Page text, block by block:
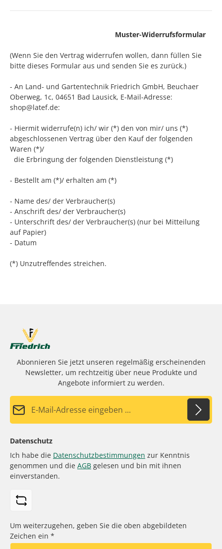
Muster-Widerrufsformular
(Wenn Sie den Vertrag widerrufen wollen, dann füllen Sie
bitte dieses Formular aus und senden Sie es zurück.)
- An Land- und Gartentechnik Friedrich GmbH, Beuchaer
Oberweg, 1c, 04651 Bad Lausick, E-Mail-Adresse:
shop@latef.de:
- Hiermit widerrufe(n) ich/ wir (*) den von mir/ uns (*)
abgeschlossenen Vertrag über den Kauf der folgenden
Waren (*)/
die Erbringung der folgenden Dienstleistung (*)
- Bestellt am (*)/ erhalten am (*)
- Name des/ der Verbraucher(s)
- Anschrift des/ der Verbraucher(s)
- Unterschrift des/ der Verbraucher(s) (nur bei Mitteilung
auf Papier)
- Datum
(*) Unzutreffendes streichen.
Abonnieren Sie jetzt unseren regelmäßig erscheinenden
Newsletter, um rechtzeitig über neue Produkte und
Angebote informiert zu werden.
E-Mail-Adresse*
Datenschutz
Ich habe die Datenschutzbestimmungen zur Kenntnis
genommen und die AGB gelesen und bin mit ihnen
einverstanden.
Um weiterzugehen, geben Sie die oben abgebildeten
Zeichen ein *